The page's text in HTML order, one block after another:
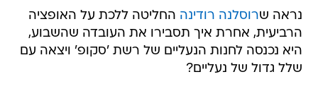
נראה שרוסלנה רודינה החליטה ללכת על האופציה
הרביעית, אחרת איך תסבירו את העובדה שהשבוע,
היא נכנסה לחנות הנעליים של רשת 'סקופ' ויצאה עם
שלל גדול של נעליים?